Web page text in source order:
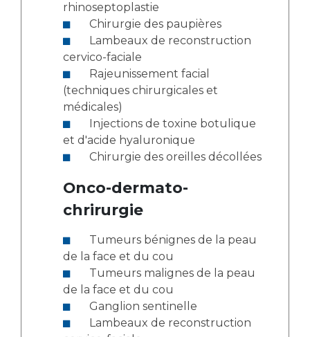
rhinoseptoplastie
Chirurgie des paupières
cervico-faciale
(techniques chirurgicales et
médicales)
et d'acide hyaluronique
Chirurgie des oreilles décollées
Onco-dermato-
chrirurgie
de la face et du cou
de la face et du cou
Ganglion sentinelle